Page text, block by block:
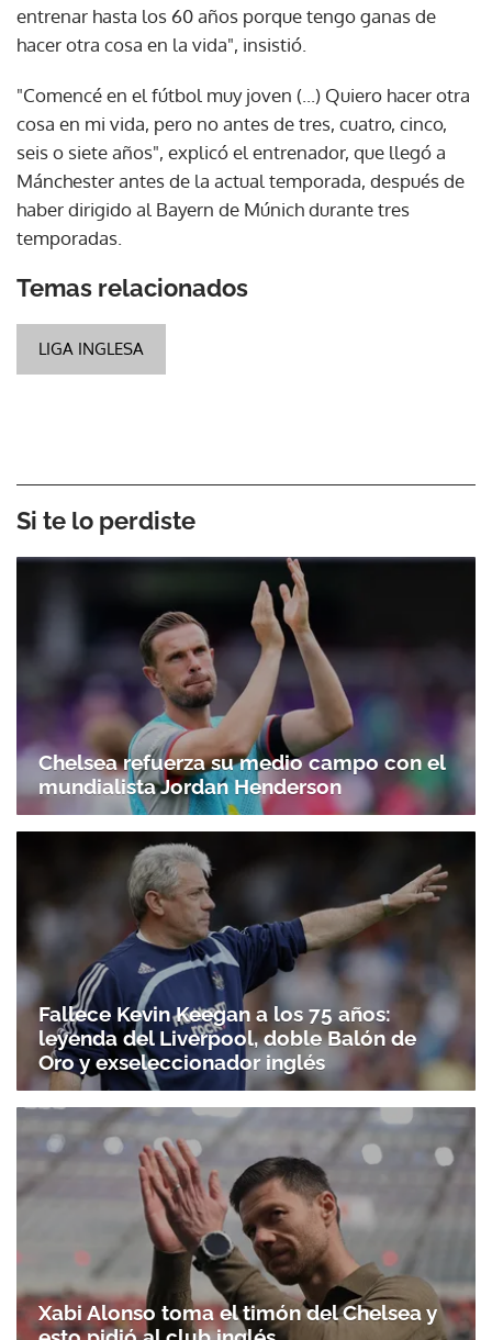
entrenar hasta los 60 años porque tengo ganas de
hacer otra cosa en la vida", insistió.
"Comencé en el fútbol muy joven (...) Quiero hacer otra
cosa en mi vida, pero no antes de tres, cuatro, cinco,
seis o siete años", explicó el entrenador, que llegó a
Mánchester antes de la actual temporada, después de
haber dirigido al Bayern de Múnich durante tres
temporadas.
Temas relacionados
LIGA INGLESA
Si te lo perdiste
Chelsea refuerza su medio campo con el
mundialista Jordan Henderson
Fallece Kevin Keegan a los 75 años:
leyenda del Liverpool, doble Balón de
Oro y exseleccionador inglés
Xabi Alonso toma el timón del Chelsea y